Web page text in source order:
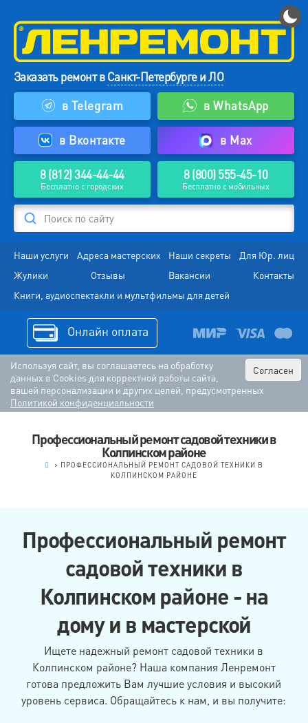
Заказать ремонт вСанкт-Петербурге и ЛО
в Telegram
в WhatsApp
в Вконтакте в Max
8 (812) 344-44-44
Бесплатно с городских
8 (800) 555-45-10
Бесплатно с мобильных
Поиск по сайту
Наши услуги Адреса мастерских Наши секреты
Для Юр. лиц
Жулики
Отзывы Вакансии
Контакты
Книги, аудиоспектакли и мультфильмы для детей
Онлайн оплата
Согласен
Используя сайт, вы соглашаетесь на обработку
данных в Cookies для корректной работы сайта,
вашей персонализации и других целей, предусмотренных
Политикой конфиденциальности
Профессиональный ремонт садовой техники в
Колпинском районе
> ПРОФЕССИОНАЛЬНЫЙ РЕМОНТ САДОВОЙ ТЕХНИКИ В
КОЛПИНСКОМ РАЙОНЕ
Профессиональный ремонт
садовой техники в
Колпинском районе - на
дому и в мастерской
Ищете надежный ремонт садовой техники в
Колпинском районе? Наша компания Ленремонт
готова предложить Вам лучшие условия и высокий
уровень сервиса. Обращайтесь к нам, и вы получите: